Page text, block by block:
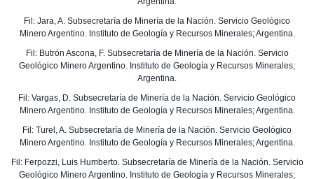
Fil: Jara, A. Subsecretaría de Minería de la Nación. Servicio Geológico
Minero Argentino. Instituto de Geología y Recursos Minerales; Argentina.
Fil: Butrón Ascona, F. Subsecretaría de Minería de la Nación. Servicio
Geológico Minero Argentino. Instituto de Geología y Recursos Minerales;
Argentina.
Fil: Vargas, D. Subsecretaría de Minería de la Nación. Servicio Geológico
Minero Argentino. Instituto de Geología y Recursos Minerales; Argentina.
Fil: Turel, A. Subsecretaría de Minería de la Nación. Servicio Geológico
Minero Argentino. Instituto de Geología y Recursos Minerales; Argentina.
Fil: Ferpozzi, Luis Humberto. Subsecretaría de Minería de la Nación. Servicio
Geológico Minero Argentino. Instituto de Geología y Recursos Minerales;